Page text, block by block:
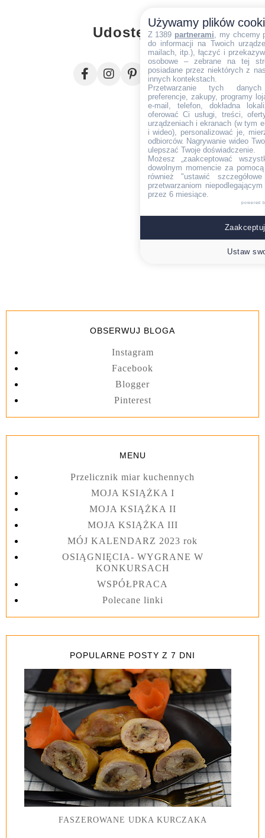
Udostępnij
OBSERWUJ BLOGA
Instagram
Facebook
Blogger
Pinterest
MENU
Przelicznik miar kuchennych
MOJA KSIĄŻKA I
MOJA KSIĄŻKA II
MOJA KSIĄŻKA III
MÓJ KALENDARZ 2023 rok
OSIĄGNIĘCIA- WYGRANE W
KONKURSACH
WSPÓŁPRACA
Polecane linki
POPULARNE POSTY Z 7 DNI
FASZEROWANE UDKA KURCZAKA
Używamy plików
Z 1389 partnerami , my chcemy
do informacji na Twoich
mailach, itp.), łączyć i
osobowe – zebrane na tej
posiadane przez niektórych z
innych kontekstach.
Przetwarzanie tych danych
preferencje, zakupy, programy
e-mail, telefon, dokładna
oferować Ci usługi, treści,
urządzeniach i ekranach (w tym
i wideo), personalizować je,
odbiorców. Nagrywanie wideo
ulepszać Twoje doświadczenie.
Możesz „zaakceptować
dowolnym momencie za
również "ustawić
przetwarzaniom
przez 6 miesiące.
powered
Ustaw